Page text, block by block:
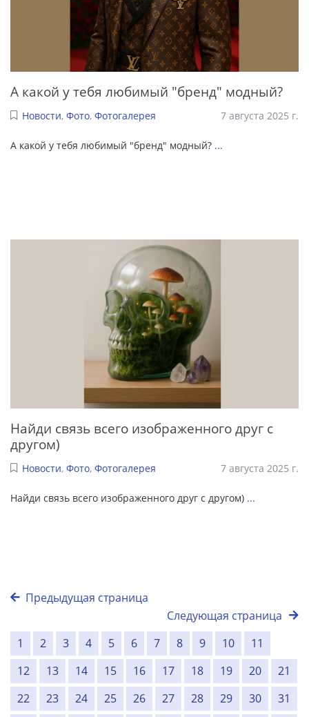
А какой у тебя любимый "бренд" модный?
Новости, Фото, Фотогалерея 7 августа 2025 г.
А какой у тебя любимый "бренд" модный? ...
Найди связь всего изображенного друг с
другом)
Новости, Фото, Фотогалерея 7 августа 2025 г.
Найди связь всего изображенного друг с другом) ...
Предыдущая страница
Следующая страница
1
2 3 4 5 6 7 8 9 10
11
12
13 14 15 16 17 18 19 20
21
22
23 24 25 26 27 28 29 30
31